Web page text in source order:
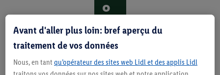
o
ns
D
c
o
Avant d'aller plus loin: bref aperçu du
traitement de vos données
Nous, en tant qu’opérateur des sites web Lidl et des applis Lidl